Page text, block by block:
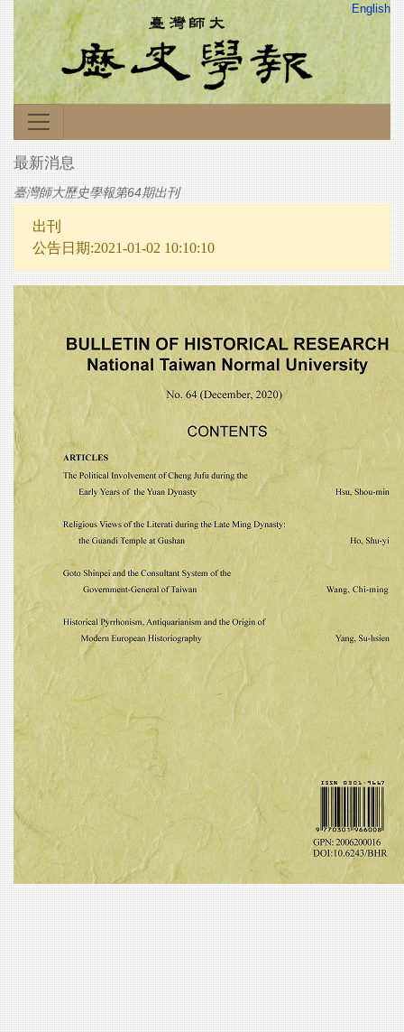
English
最新消息
臺灣師大歷史學報第64期出刊
出刊
公告日期:2021-01-02 10:10:10